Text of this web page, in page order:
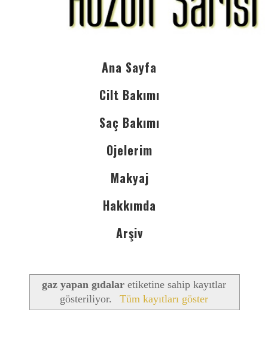
Ana Sayfa
Cilt Bakımı
Saç Bakımı
Ojelerim
Makyaj
Hakkımda
Arşiv
gaz yapan gıdalar etiketine sahip kayıtlar
gösteriliyor.
Tüm kayıtları göster